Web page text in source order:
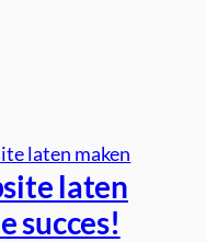
laten maken
laten
succes!